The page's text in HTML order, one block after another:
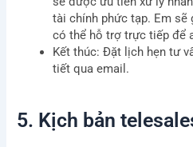
tài chính phức tạp. Em
có thể hỗ trợ trực tiếp để
Kết thúc: Đặt lịch hẹn tư
tiết qua email.
5. Kịch bản
to
terms
&
conditions
conditions and privacy
Send
Privacy PolicyI Terms &